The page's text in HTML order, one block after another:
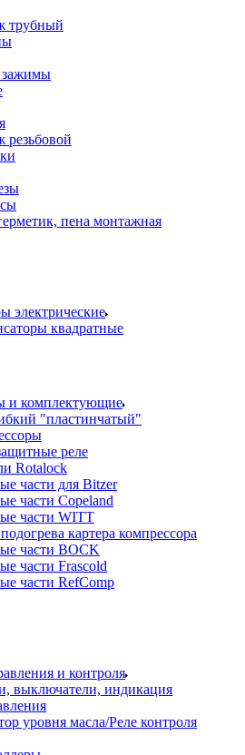
трубный
зажимы
резьбовой
пена монтажная
электрические
квадратные
и комплектующие
"пластинчатый"
реле
Rotalock
части для Bitzer
части Copeland
части WITT
картера компрессора
части BOCK
части Frascold
части RefComp
и контроля
выключатели, индикация
уровня масла/Реле контроля